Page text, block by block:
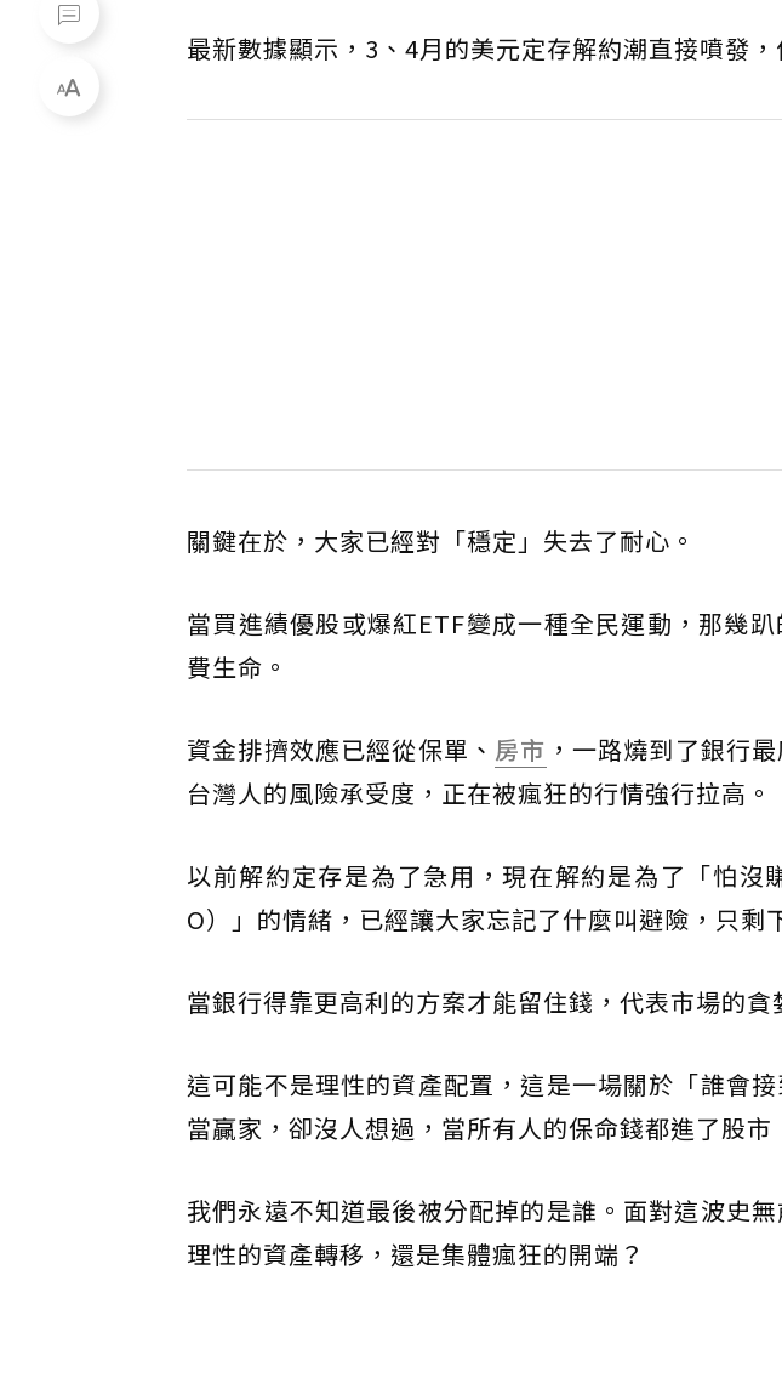
最新數據顯示，3、4月的美元定存解約潮直接噴發
關鍵在於，大家已經對「穩定」失去了耐心。
當買進績優股或爆紅ETF變成一種全民運動，那幾
費生命。
資金排擠效應已經從保單、 房市 ，一路燒到了銀行
台灣人的風險承受度，正在被瘋狂的行情強行拉高。
以前解約定存是為了急用，現在解約是為了「怕沒
O）」的情緒，已經讓大家忘記了什麼叫避險，只剩
當銀行得靠更高利的方案才能留住錢，代表市場的
這可能不是理性的資產配置，這是一場關於「誰會
當贏家，卻沒人想過，當所有人的保命錢都進了股
我們永遠不知道最後被分配掉的是誰。面對這波史
理性的資產轉移，還是集體瘋狂的開端？